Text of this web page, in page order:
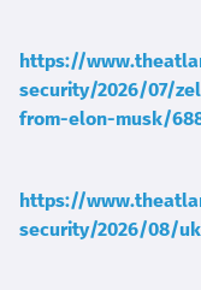
https://
security/2026/07/
from-elon-musk/
https://
security/2026/08/